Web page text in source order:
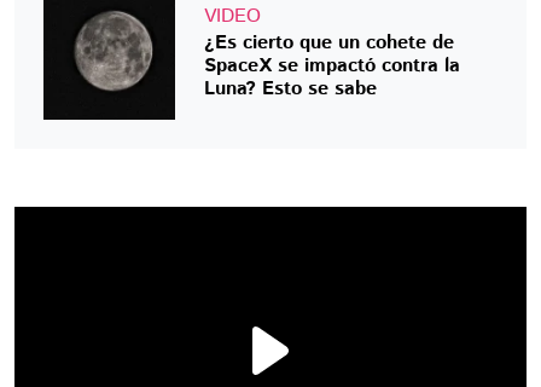
VIDEO
¿Es cierto que un cohete de
SpaceX se impactó contra la
Luna? Esto se sabe